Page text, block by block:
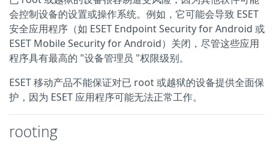
会控制设备的设置或操作系统。例如，它可能会导致 ESET
安全应用程序（如 ESET Endpoint Security for Android 或
ESET Mobile Security for Android）关闭，尽管这些应用
程序具有最高的 "设备管理员 "权限级别。
ESET 移动产品不能保证对已 root 或越狱的设备提供全面保
护，因为 ESET 应用程序可能无法正常工作。
rooting